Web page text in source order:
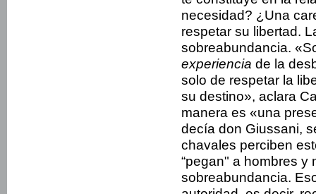
necesidad? ¿Una
respetar su libertad.
sobreabundancia.
experiencia de la
solo de respetar la
su destino», aclara
manera es «una
decía don Giussani,
chavales perciben
“pegan" a hombres y
sobreabundancia.